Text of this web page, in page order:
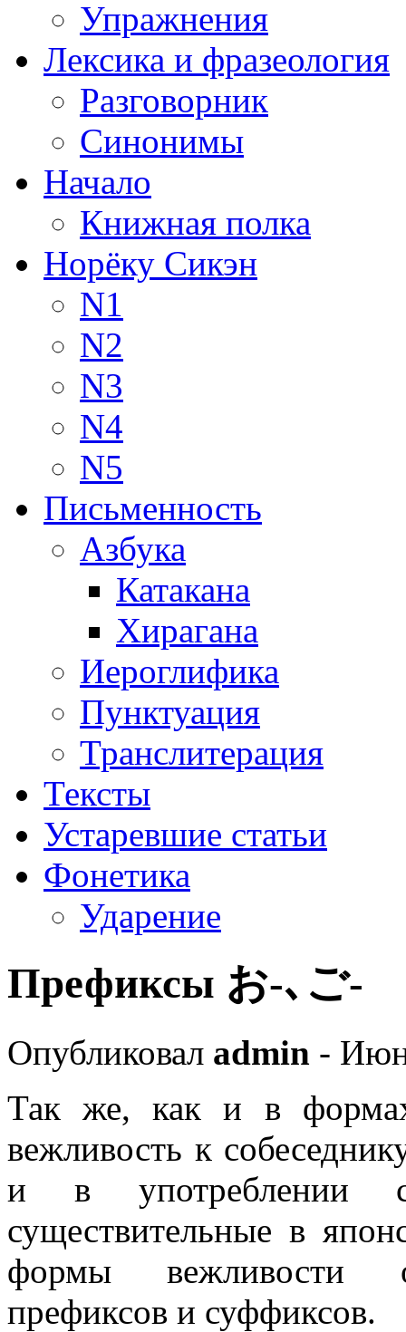
Упражнения
Лексика и фразеология
Разговорник
Синонимы
Начало
Книжная полка
Норёку Сикэн
N1
N2
N3
N4
N5
Письменность
Азбука
Катакана
Хирагана
Иероглифика
Пунктуация
Транслитерация
Тексты
Устаревшие статьи
Фонетика
Ударение
Префиксы お-､ご-
Опубликовал admin -
Так же, как и в формах
вежливость к
и в употреблении
существительные в
формы вежливости
префиксов и суффиксов.